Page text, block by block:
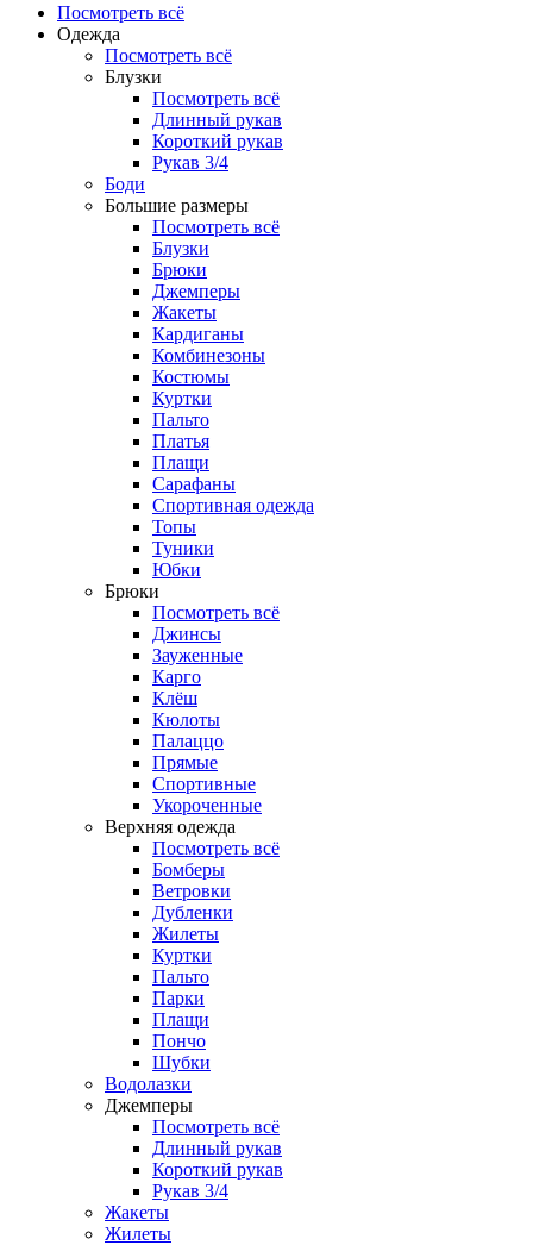
Посмотреть всё
Одежда
Посмотреть всё
Блузки
Посмотреть всё
Длинный рукав
Короткий рукав
Рукав 3/4
Боди
Большие размеры
Посмотреть всё
Блузки
Брюки
Джемперы
Жакеты
Кардиганы
Комбинезоны
Костюмы
Куртки
Пальто
Платья
Плащи
Сарафаны
Спортивная одежда
Топы
Туники
Юбки
Брюки
Посмотреть всё
Джинсы
Зауженные
Карго
Клёш
Кюлоты
Палаццо
Прямые
Спортивные
Укороченные
Верхняя одежда
Посмотреть всё
Бомберы
Ветровки
Дубленки
Жилеты
Куртки
Пальто
Парки
Плащи
Пончо
Шубки
Водолазки
Джемперы
Посмотреть всё
Длинный рукав
Короткий рукав
Рукав 3/4
Жакеты
Жилеты